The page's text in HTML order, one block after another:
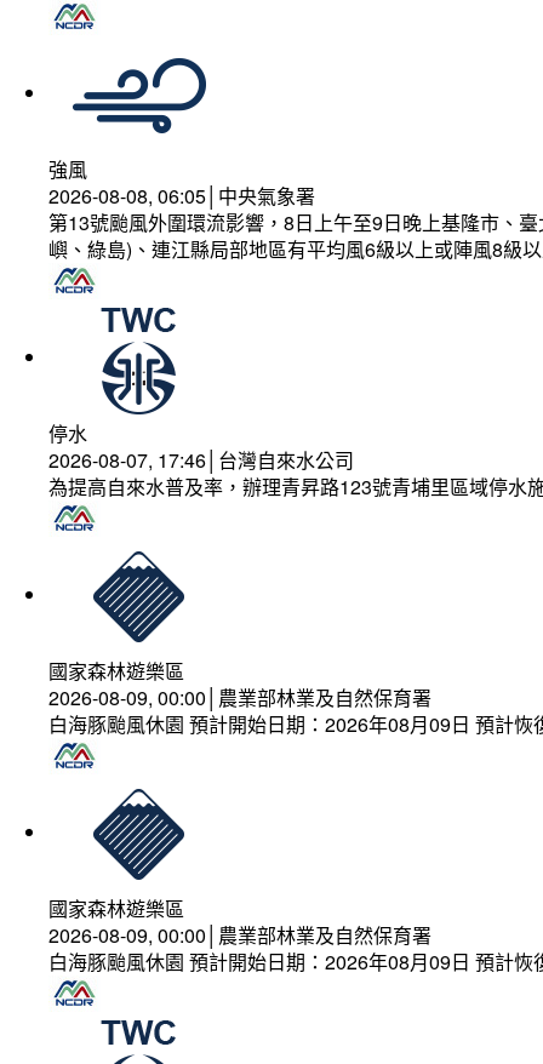
強風
2026-08-08, 06:05│中央氣象署
第13號颱風外圍環流影響，8日上午至9日晚上基隆市、
嶼、綠島)、連江縣局部地區有平均風6級以上或陣風8級
停水
2026-08-07, 17:46│台灣自來水公司
為提高自來水普及率，辦理青昇路123號青埔里區域停水
國家森林遊樂區
2026-08-09, 00:00│農業部林業及自然保育署
白海豚颱風休園 預計開始日期：2026年08月09日 預計
國家森林遊樂區
2026-08-09, 00:00│農業部林業及自然保育署
白海豚颱風休園 預計開始日期：2026年08月09日 預計